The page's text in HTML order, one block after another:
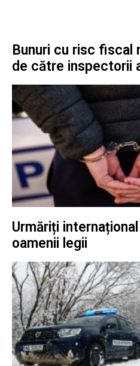
Bunuri cu risc
de către inspectorii
Urmăriți
oamenii legii